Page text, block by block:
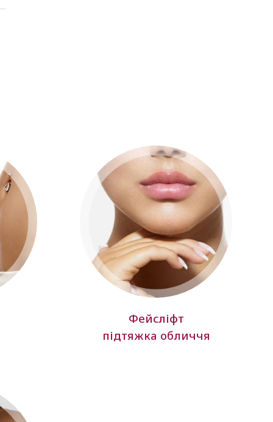
Фейсліфт
підтяжка обличчя